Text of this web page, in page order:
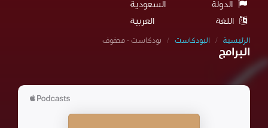
الدولة
السعودية
اللغة
العربية
الرئيسية البودكاست بودكاست - محفوف
البرامج